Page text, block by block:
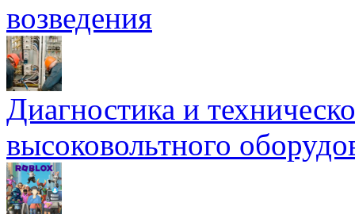
возведения
Диагностика и
высоковольтного